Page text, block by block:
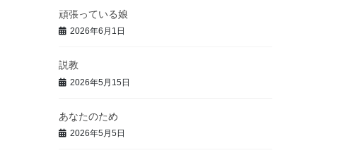
頑張っている娘
2026年6月1日
説教
2026年5月15日
あなたのため
2026年5月5日